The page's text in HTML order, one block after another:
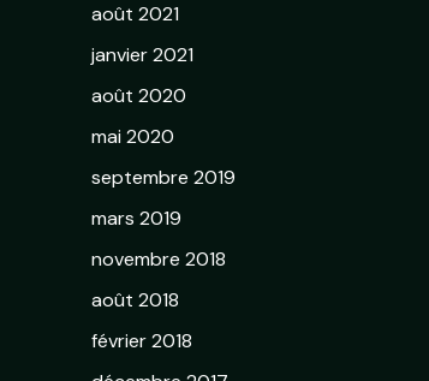
août 2021
janvier 2021
août 2020
mai 2020
septembre 2019
mars 2019
novembre 2018
août 2018
février 2018